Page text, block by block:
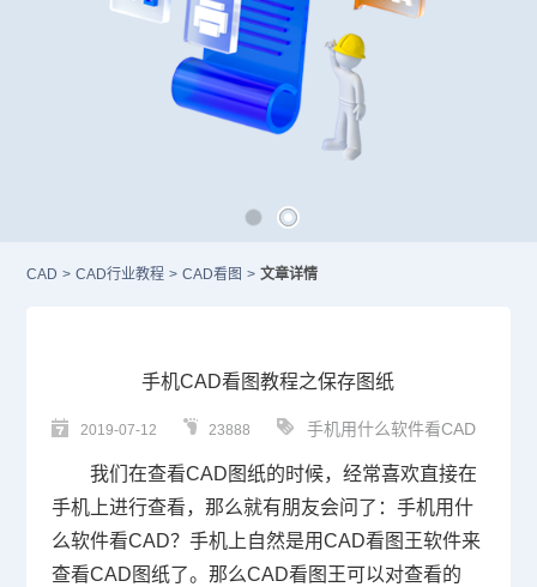
CAD > CAD行业教程 > CAD看图 > 文章详情
手机CAD看图教程之保存图纸
2019-07-12 23888 手机用什么软件看CAD
我们在查看CAD图纸的时候，经常喜欢直接在
手机上进行查看，那么就有朋友会问了：手机用什
么软件看CAD？手机上自然是用CAD看图王软件来
查看CAD图纸了。那么CAD看图王可以对查看的